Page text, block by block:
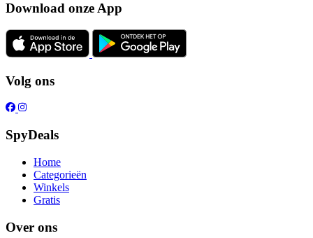
Download onze App
Volg ons
SpyDeals
Home
Categorieën
Winkels
Gratis
Over ons